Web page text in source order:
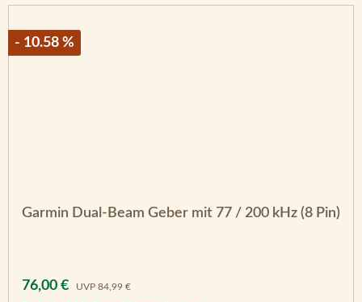
- 10.58 %
Garmin Dual-Beam Geber mit 77 / 200 kHz (8 Pin)
Verkaufspreis:
76,00 € UVP Regulärer Preis:
84,99 €